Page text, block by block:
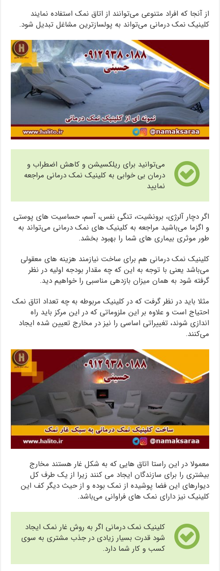
از آنجا که افراد متنوعی می‌توانند از اتاق نمک استفاده نمایند
کلینیک نمک درمانی می‌تواند به پولسازترین مشاغل تبدیل شود.
می‌توانید برای ریلکسیشن و کاهش اضطراب و
درمان بی خوابی به کلینیک نمک درمانی مراجعه
نمایید
اگر دچار آلرژی، برونشیت، تنگی نفس، آسم، حساسیت های پوستی
و اگزما می‌باشید مراجعه به کلینیک های نمک درمانی می‌تواند به
طور موثری بیماری های شما را بهبود بخشد.
کلینیک نمک درمانی هم برای ساخت نیازمند هزینه های معقولی
می‌باشد یعنی با توجه به این که چه مقدار بودجه اولیه در نظر
گرفته شود به همان میزان بازدهی مناسبی را خواهیم دید.
مثلا باید در نظر گرفت که در کلینیک مربوطه به چه تعداد اتاق نمک
احتیاج است و علاوه بر این ملزوماتی که در این مرکز باید راه
اندازی شوند، تغییراتی اساسی را نیز در مخارج تعیین شده ایجاد
می‌کنند.
معمولا در این راستا اتاق هایی که به شکل غار هستند مخارج
بیشتری را برای سازندگان ایجاد می کنند زیرا از یک طرف کل
دیوارهای این فضا پوشیده از نمک بوده و از حیث دیگر کف این
کلینیک نیز دارای نمک های فراوانی می‌باشد.
کلینیک نمک درمانی اگر به روش غار نمک ایجاد
شود قدرت بسیار زیادی در جذب مشتری به سوی
کسب و کار شما دارد.